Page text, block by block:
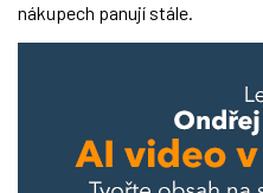
nákupech panují stále.